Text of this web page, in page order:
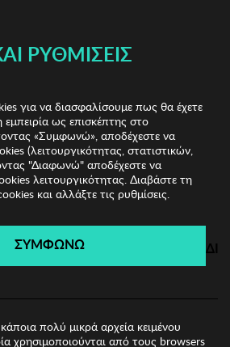
Είδη σπιτιού Πιάτο Zsa Zsa Zsu
| 00 ώρες 00λεπτά 00 δευτ.
ΡΥΘΜΊΣΕΙΣ
για να διασφαλίσουμε πως θα έχετε
ως επισκέπτης στο
«Συμφωνώ», αποδέχεστε να
(λειτουργικότητας, στατιστικών,
"Διαφωνώ" αποδέχεστε να
λειτουργικότητας. Διαβάστε τη
και αλλάξτε τις ρυθμίσεις.
ΣΥΜΦΩΝΩ
πολύ μικρά αρχεία κειμένου
χρησιμοποιούνται από τους browsers